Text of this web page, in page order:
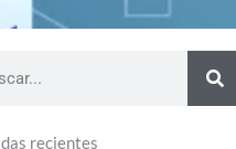
recientes